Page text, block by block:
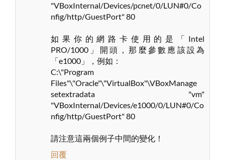
"VBoxInternal/Devices/pcnet/0/LUN#0/Co
nfig/http/GuestPort" 80
如果你的網路卡使用的是「Intel
PRO/1000」開頭，那麼參數應該設為
「e1000」，例如：
C:\"Program
Files"\"Oracle"\"VirtualBox"\VBoxManage
setextradata "vm"
"VBoxInternal/Devices/e1000/0/LUN#0/Co
nfig/http/GuestPort" 80
請注意這兩個例子中間的變化！
回覆